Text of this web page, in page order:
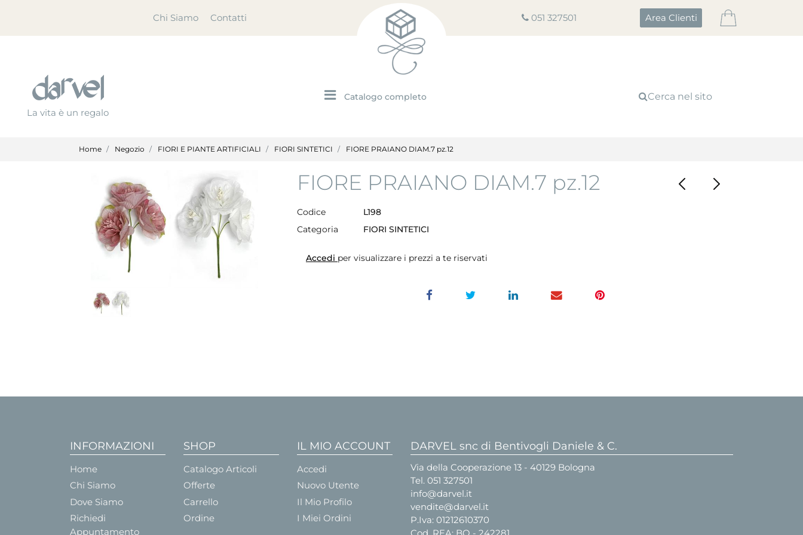
Chi Siamo Contatti 051 327501 Area Clienti
La vita è un regalo
Open menu Cerca nel sito
Home Negozio FIORI E PIANTE ARTIFICIALI FIORI SINTETICI FIORE PRAIANO DIAM.7 pz.12
FIORE PRAIANO DIAM.7 pz.12
Codice
L198
Categoria
FIORI SINTETICI
Accedi per visualizzare i prezzi a te riservati
INFORMAZIONI
Home
Chi Siamo
Dove Siamo
Richiedi
Appuntamento
SHOP
Catalogo Articoli
Offerte
Carrello
Ordine
IL MIO ACCOUNT
Accedi
Nuovo Utente
Il Mio Profilo
I Miei Ordini
DARVEL snc di Bentivogli Daniele & C.
Via della Cooperazione 13 - 40129 Bologna
Tel. 051 327501
info@darvel.it
vendite@darvel.it
P.Iva: 01212610370
Cod. REA: BO - 242281